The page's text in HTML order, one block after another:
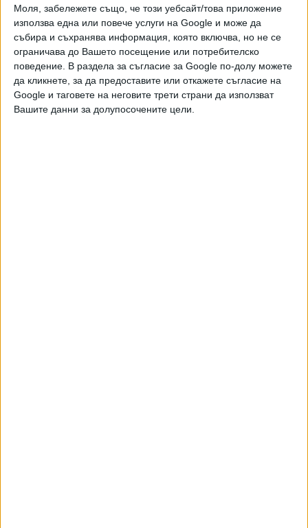
Моля, забележете също, че този уебсайт/това приложение
използва една или повече услуги на Google и може да
събира и съхранява информация, която включва, но не се
ограничава до Вашето посещение или потребителско
поведение. В раздела за съгласие за Google по-долу можете
да кликнете, за да предоставите или откажете съгласие на
Google и таговете на неговите трети страни да използват
Вашите данни за долупосочените цели.
Съдът на ЕС отпуши делото за
конфискация от Цветан
Василев
След като процесът за
конфискация срещу бившия
банкер Цветан Василев стоя на
трупчета 2 години, ще тръгне
отново. Това се вижда от
19 Май 2020